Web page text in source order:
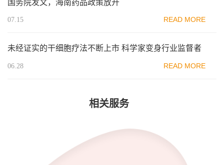
国务院发文，海南药品政策放开
07.15 READ MORE
未经证实的干细胞疗法不断上市 科学家变身行业监督者
06.28 READ MORE
相关服务